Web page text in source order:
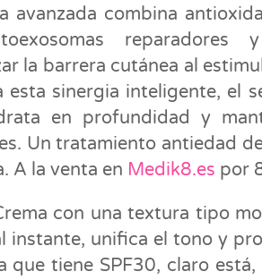
avanzada combina
reparadores
la barrera cutánea al
sinergia inteligente, el
en profundidad y
Un tratamiento antiedad
A la venta en Medik8.es por
con una textura tipo
instante, unifica el tono y
que tiene SPF30, claro está,